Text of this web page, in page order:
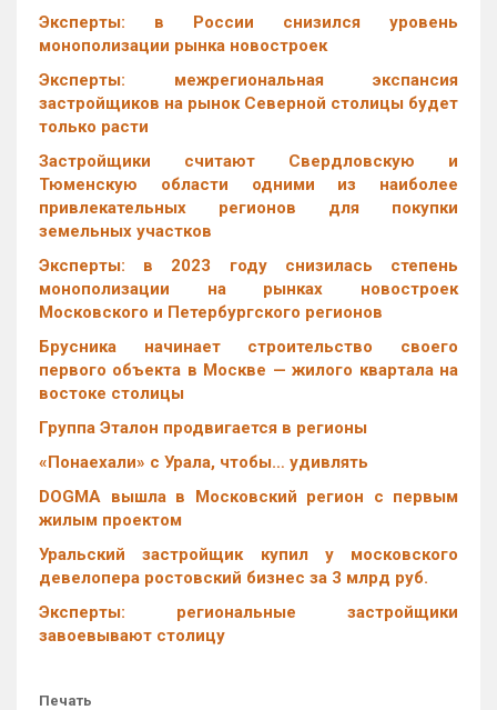
Эксперты: в России снизился уровень
монополизации рынка новостроек
Эксперты: межрегиональная экспансия
застройщиков на рынок Северной столицы будет
только расти
Застройщики считают Свердловскую и
Тюменскую области одними из наиболее
привлекательных регионов для покупки
земельных участков
Эксперты: в 2023 году снизилась степень
монополизации на рынках новостроек
Московского и Петербургского регионов
Брусника начинает строительство своего
первого объекта в Москве — жилого квартала на
востоке столицы
Группа Эталон продвигается в регионы
«Понаехали» с Урала, чтобы… удивлять
DOGMA вышла в Московский регион с первым
жилым проектом
Уральский застройщик купил у московского
девелопера ростовский бизнес за 3 млрд руб.
Эксперты: региональные застройщики
завоевывают столицу
Печать